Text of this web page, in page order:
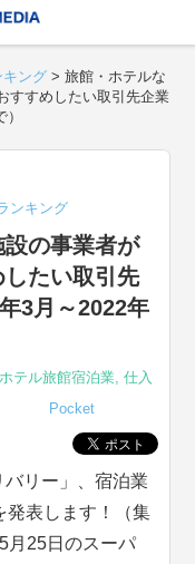
キング >旅館・ホテルな
すすめしたい取引先企業
ンキング
の事業者が
たい取引先
3月～2022年
ホテル旅館宿泊業, 仕入
Pocket
リー」、宿泊業
発表します！（集
月25日のスーパ